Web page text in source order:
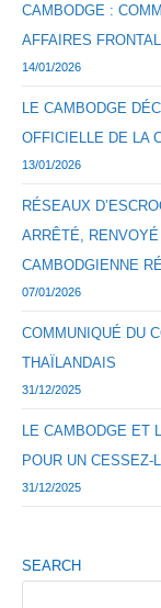
CAMBODGE :
AFFAIRES
14/01/2026
LE CAMBODGE
OFFICIELLE DE LA
13/01/2026
RÉSEAUX
ARRÊTÉ,
CAMBODGIENNE
07/01/2026
COMMUNIQUÉ DU
THAÏLANDAIS
31/12/2025
LE CAMBODGE ET
POUR UN CESSEZ-
31/12/2025
SEARCH